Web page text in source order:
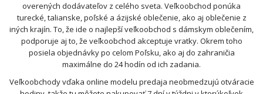
overených dodávateľov z celého sveta. Veľkoobchod ponúka
turecké, talianske, poľské a ázijské oblečenie, ako aj oblečenie z
iných krajín. To, že ide o najlepší veľkoobchod s dámskym oblečením,
podporuje aj to, že veľkoobchod akceptuje vratky. Okrem toho
posiela objednávky po celom Poľsku, ako aj do zahraničia
maximálne do 24 hodín od ich zadania.
Veľkoobchody vďaka online modelu predaja neobmedzujú otváracie